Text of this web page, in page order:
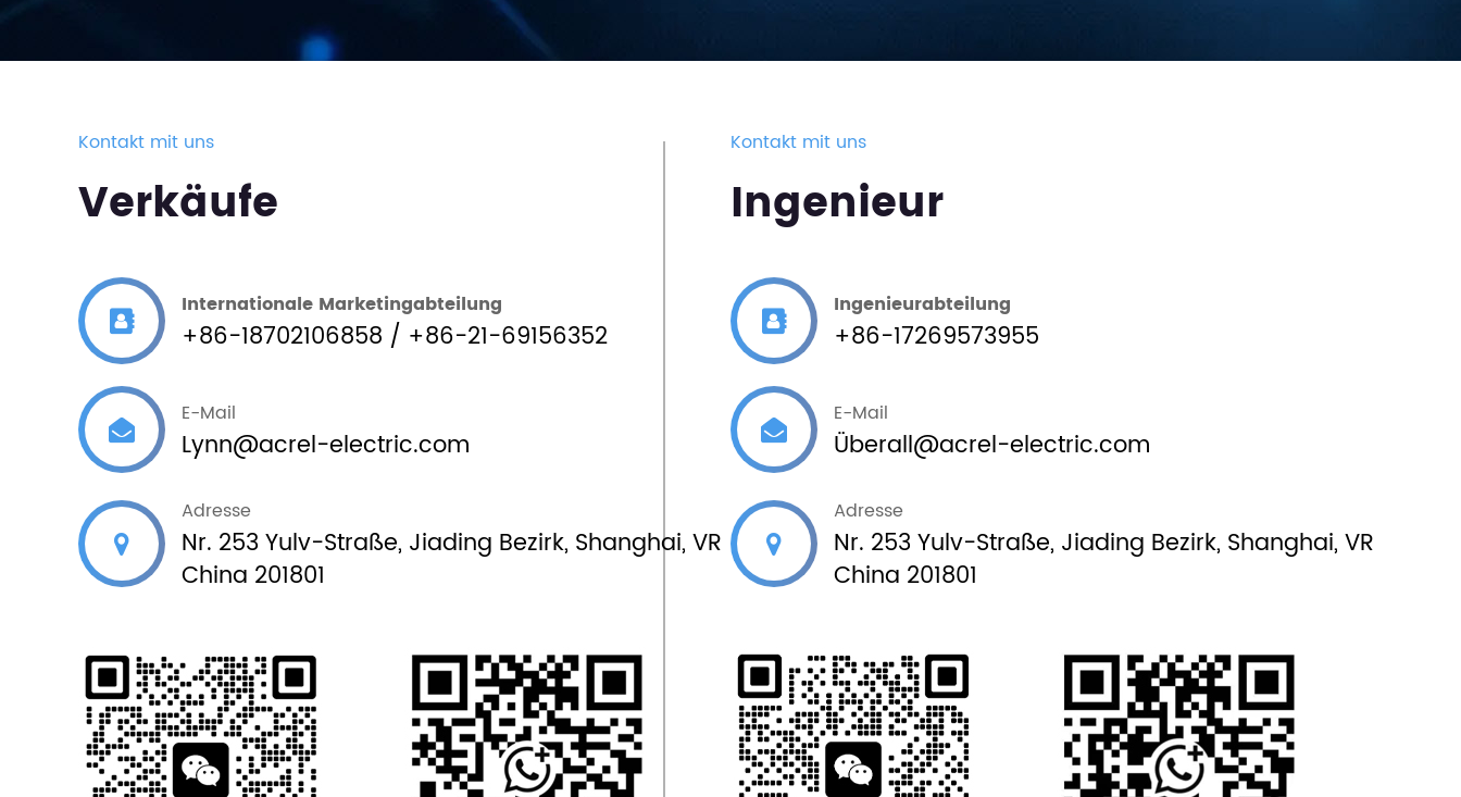
Kontakt mit uns
Verkäufe
Internationale Marketingabteilung
+86-18702106858 / +86-21-69156352
E-Mail
Lynn@acrel-electric.com
Adresse
Nr. 253 Yulv-Straße, Jiading Bezirk, Shanghai, VR
China 201801
Kontakt mit uns
Ingenieur
Ingenieurabteilung
+86-17269573955
E-Mail
Überall@acrel-electric.com
Adresse
Nr. 253 Yulv-Straße, Jiading Bezirk, Shanghai, VR
China 201801